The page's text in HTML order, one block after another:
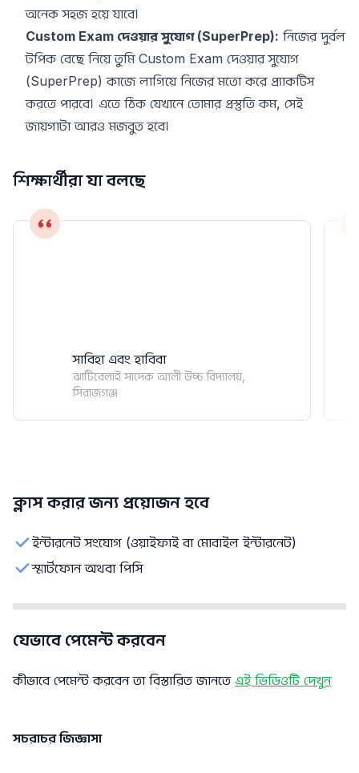
অনেক সহজ হয়ে যাবে।
Custom Exam দেওয়ার সুযোগ (SuperPrep): নিজের দুর্বল
টপিক বেছে নিয়ে তুমি Custom Exam দেওয়ার সুযোগ
(SuperPrep) কাজে লাগিয়ে নিজের মতো করে প্র্যাকটিস
করতে পারবে। এতে ঠিক যেখানে তোমার প্রস্তুতি কম, সেই
জায়গাটা আরও মজবুত হবে।
শিক্ষার্থীরা যা বলছে
সাবিহা এবং হাবিবা
ঝাটিবেলাই সাদেক আলী উচ্চ বিদ্যালয়,
সিরাজগঞ্জ
ক্লাস করার জন্য প্রয়োজন হবে
ইন্টারনেট সংযোগ (ওয়াইফাই বা মোবাইল ইন্টারনেট)
স্মার্টফোন অথবা পিসি
যেভাবে পেমেন্ট করবেন
কীভাবে পেমেন্ট করবেন তা বিস্তারিত জানতে এই ভিডিওটি দেখুন
সচরাচর জিজ্ঞাসা